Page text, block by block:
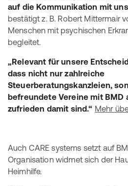
auf die Kommunikation mit
bestätigt z. B. Robert Mittermair
Menschen mit psychischen
begleitet.
„Relevant für unsere
dass nicht nur zahlreiche
Steuerberatungskanzleien,
befreundete Vereine mit BMD
zufrieden damit sind.“ Mehr
Auch CARE systems setzt auf
Organisation widmet sich der
Heimhilfe.